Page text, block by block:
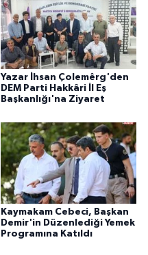
Yazar İhsan Çolemêrg'den
DEM Parti Hakkâri İl Eş
Başkanlığı'na Ziyaret
Kaymakam Cebeci, Başkan
Demir'in Düzenlediği Yemek
Programına Katıldı